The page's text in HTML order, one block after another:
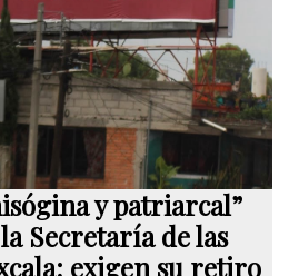
y patriarcal”
Secretaría de las
exigen su retiro